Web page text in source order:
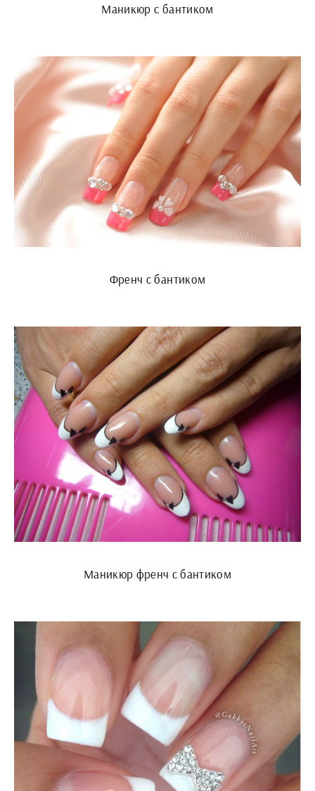
Маникюр с бантиком
Френч с бантиком
Маникюр френч с бантиком